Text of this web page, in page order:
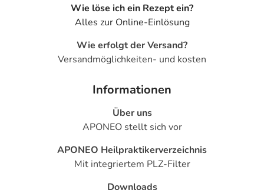
Wie löse ich ein Rezept ein?
Alles zur Online-Einlösung
Wie erfolgt der Versand?
Versandmöglichkeiten- und kosten
Informationen
Über uns
APONEO stellt sich vor
APONEO Heilpraktikerverzeichnis
Mit integriertem PLZ-Filter
Downloads